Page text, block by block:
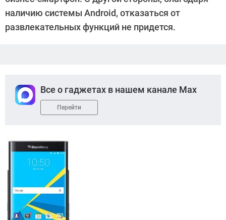
наличию системы Android, отказаться от
развлекательных функций не придется.
Все о гаджетах в нашем канале Max
Перейти